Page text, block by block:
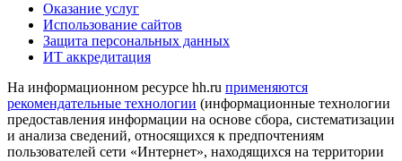
Оказание услуг
Использование сайтов
Защита персональных данных
ИТ аккредитация
На информационном ресурсе hh.ru применяются
рекомендательные технологии (информационные технологии
предоставления информации на основе сбора, систематизации
и анализа сведений, относящихся к предпочтениям
пользователей сети «Интернет», находящихся на территории